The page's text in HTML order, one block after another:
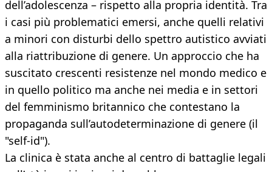
dell’adolescenza – rispetto alla propria identità. Tra
i casi più problematici emersi, anche quelli relativi
a minori con disturbi dello spettro autistico avviati
alla riattribuzione di genere. Un approccio che ha
suscitato crescenti resistenze nel mondo medico e
in quello politico ma anche nei media e in settori
del femminismo britannico che contestano la
propaganda sull’autodeterminazione di genere (il
"self-id").
La clinica è stata anche al centro di battaglie legali